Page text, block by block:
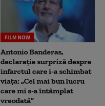
FILM NOW
Antonio Banderas,
declarație surpriză despre
infarctul care i-a schimbat
viața: „Cel mai bun lucru
care mi s-a întâmplat
vreodată”